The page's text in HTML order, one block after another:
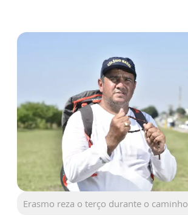
Erasmo reza o terço durante o caminho